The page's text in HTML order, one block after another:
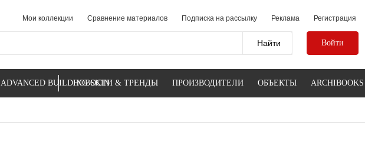
Мои коллекции Сравнение материалов Подписка на рассылку Реклама Регистрация
Войти
ADVANCED BUILDING SKINНОВОСТИ & ТРЕНДЫ ПРОИЗВОДИТЕЛИ ОБЪЕКТЫ ARCHIBOOKS